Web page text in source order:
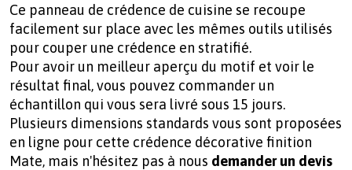
Ce panneau de crédence de cuisine se recoupe
facilement sur place avec les mêmes outils utilisés
pour couper une crédence en stratifié.
Pour avoir un meilleur aperçu du motif et voir le
résultat final, vous pouvez commander un
échantillon qui vous sera livré sous 15 jours.
Plusieurs dimensions standards vous sont proposées
en ligne pour cette crédence décorative finition
Mate, mais n'hésitez pas à nous demander un devis